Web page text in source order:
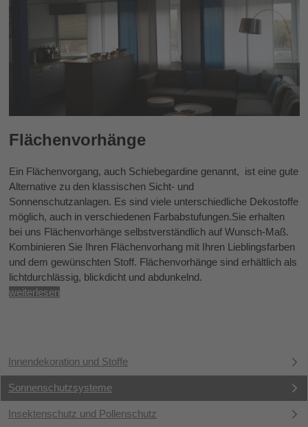
Flächenvorhänge
Ein Flächenvorgang, auch Schiebegardine genannt, ist eine gute
Alternative zu den klassischen Sicht- und
Sonnenschutzanlagen. Es sind viele unterschiedliche Dekostoffe
möglich, auch in verschiedenen Farbabstufungen.Sie erhalten
bei uns Flächenvorhänge selbstverständlich auf Wunsch-Maß.
Kombinieren Sie Ihren Flächenvorhang mit Ihren Lieblingsfarben
und dem gewünschten Stoff. Flächenvorhänge sind erhältlich als
lichtdurchlässig, blickdicht und abdunkelnd.
weiterlesen
Innendekoration und Stoffe
Sonnenschutzsysteme
Insektenschutz und Pollenschutz